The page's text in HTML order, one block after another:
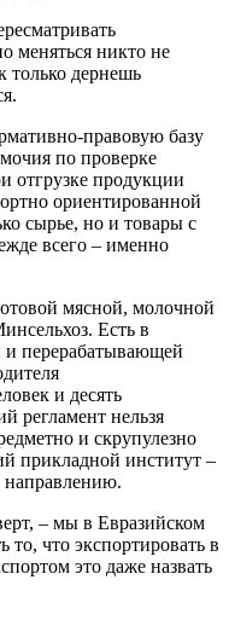
меняться никто не
только дернешь
правовую базу
по проверке
отгрузке продукции
ориентированной
сырье, но и товары с
всего – именно
мясной, молочной
Есть в
и перерабатывающей
и десять
регламент нельзя
и скрупулезно
прикладной институт –
направлению.
– мы в Евразийском
то, что экспортировать в
это даже назвать